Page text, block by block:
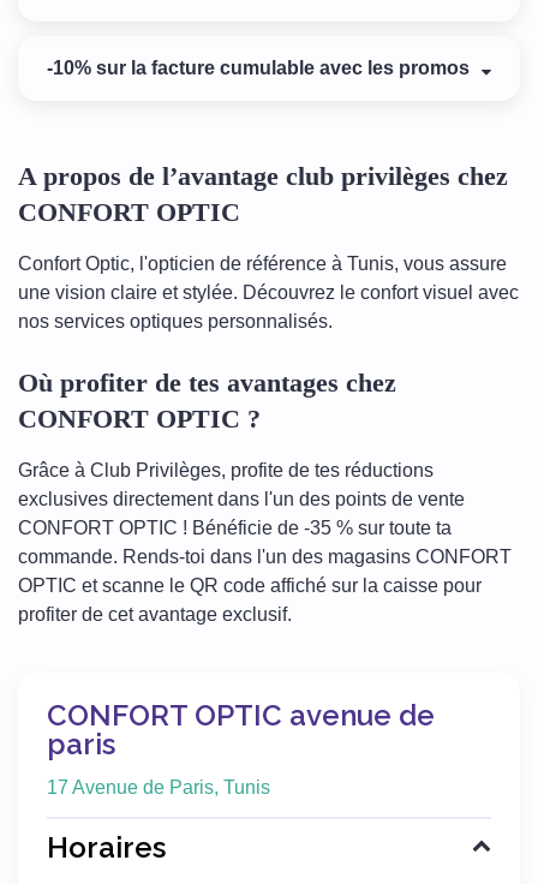
-10% sur la facture cumulable avec les promos
A propos de l’avantage club privilèges chez
CONFORT OPTIC
Confort Optic, l'opticien de référence à Tunis, vous assure
une vision claire et stylée. Découvrez le confort visuel avec
nos services optiques personnalisés.
Où profiter de tes avantages chez
CONFORT OPTIC ?
Grâce à Club Privilèges, profite de tes réductions
exclusives directement dans l'un des points de vente
CONFORT OPTIC ! Bénéficie de -35 % sur toute ta
commande. Rends-toi dans l'un des magasins CONFORT
OPTIC et scanne le QR code affiché sur la caisse pour
profiter de cet avantage exclusif.
CONFORT OPTIC avenue de
paris
17 Avenue de Paris, Tunis
Horaires